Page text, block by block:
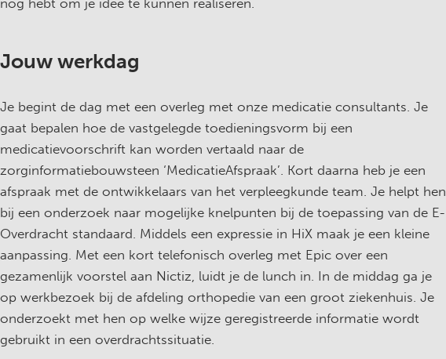
nog hebt om je idee te kunnen realiseren.
Jouw werkdag
Je begint de dag met een overleg met onze medicatie consultants. Je
gaat bepalen hoe de vastgelegde toedieningsvorm bij een
medicatievoorschrift kan worden vertaald naar de
zorginformatiebouwsteen ‘MedicatieAfspraak’. Kort daarna heb je een
afspraak met de ontwikkelaars van het verpleegkunde team. Je helpt hen
bij een onderzoek naar mogelijke knelpunten bij de toepassing van de E-
Overdracht standaard. Middels een expressie in HiX maak je een kleine
aanpassing. Met een kort telefonisch overleg met Epic over een
gezamenlijk voorstel aan Nictiz, luidt je de lunch in. In de middag ga je
op werkbezoek bij de afdeling orthopedie van een groot ziekenhuis. Je
onderzoekt met hen op welke wijze geregistreerde informatie wordt
gebruikt in een overdrachtssituatie.